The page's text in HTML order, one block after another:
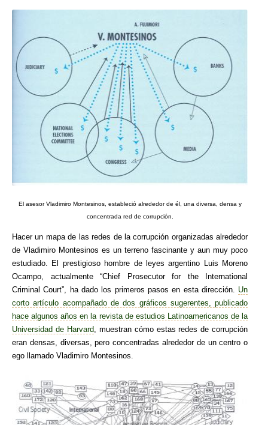
El asesor Vladimiro Montesinos, estableció alrededor de él, una diversa, densa y
concentrada red de corrupción.
Hacer un mapa de las redes de la corrupción organizadas alrededor
de Vladimiro Montesinos es un terreno fascinante y aun muy poco
estudiado. El prestigioso hombre de leyes argentino Luis Moreno
Ocampo, actualmente “Chief Prosecutor for the International
Criminal Court”, ha dado los primeros pasos en esta dirección. Un
corto artículo acompañado de dos gráficos sugerentes, publicado
hace algunos años en la revista de estudios Latinoamericanos de la
Universidad de Harvard, muestran cómo estas redes de corrupción
eran densas, diversas, pero concentradas alrededor de un centro o
ego llamado Vladimiro Montesinos.